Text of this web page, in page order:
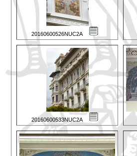
20160600526NUC2A
20160600533NUC2A